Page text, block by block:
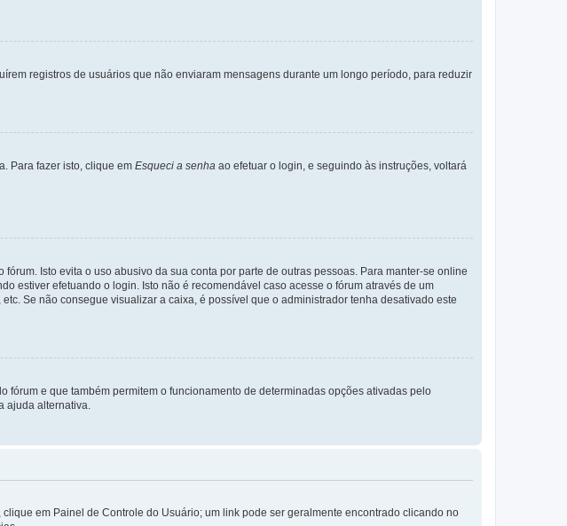
registros de usuários que não enviaram mensagens durante um longo período, para reduzir
Para fazer isto, clique em Esqueci a senha ao efetuar o login, e seguindo às instruções, voltará
Isto evita o uso abusivo da sua conta por parte de outras pessoas. Para manter-se online
estiver efetuando o login. Isto não é recomendável caso acesse o fórum através de um
Se não consegue visualizar a caixa, é possível que o administrador tenha desativado este
e que também permitem o funcionamento de determinadas opções ativadas pelo
ajuda alternativa.
em Painel de Controle do Usuário; um link pode ser geralmente encontrado clicando no